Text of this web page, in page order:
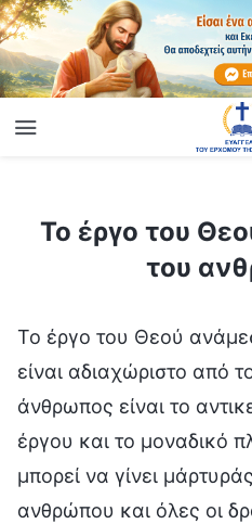
Το έργο του Θεού και η άσκηση
Το έργο του
του
Το έργο του Θεού
είναι αδιαχώριστο από
άνθρωπος είναι το
έργου και το μοναδικό
μπορεί να γίνει
ανθρώπου και όλες οι